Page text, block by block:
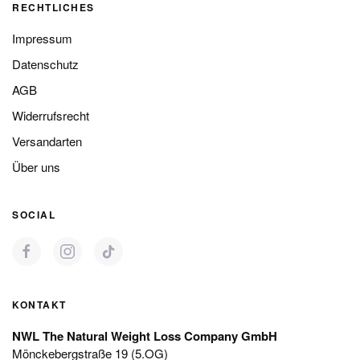
RECHTLICHES
Impressum
Datenschutz
AGB
Widerrufsrecht
Versandarten
Über uns
SOCIAL
KONTAKT
NWL The Natural Weight Loss Company GmbH
Mönckebergstraße 19 (5.OG)